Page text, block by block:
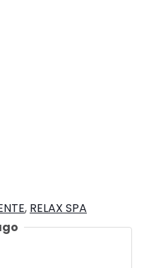
, RELAX SPA